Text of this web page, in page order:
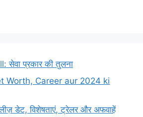
सेवा प्रकार की तुलना
Worth, Career aur 2024 ki
डेट, विशेषताएं, ट्रेलर और अफवाहें